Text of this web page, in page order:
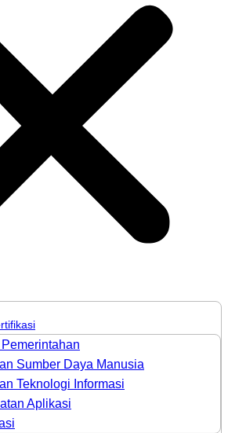
Sumber Daya Manusia
Teknologi Informasi
Aplikasi